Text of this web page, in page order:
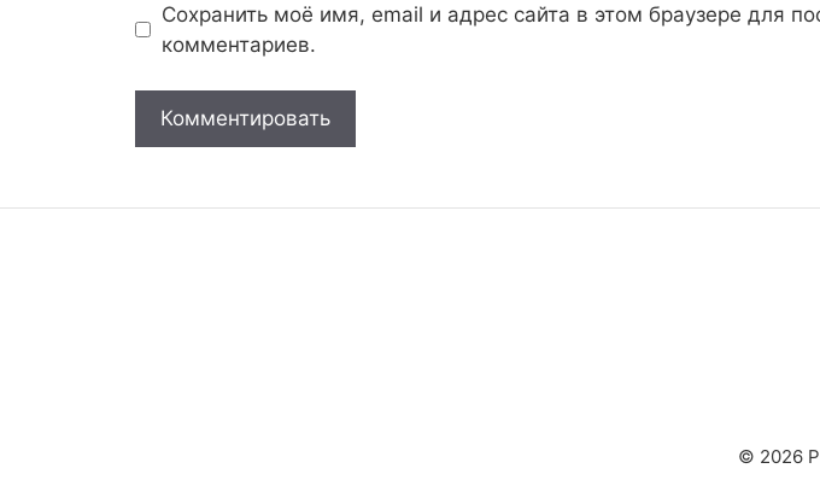
Сохранить моё имя, email и адрес сайта в этом браузере для
комментариев.
© 2026